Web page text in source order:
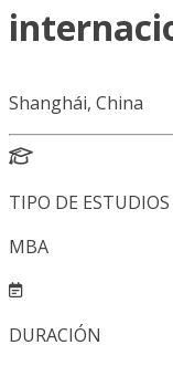
Shanghái, China
TIPO DE ESTUDIOS
MBA
DURACIÓN